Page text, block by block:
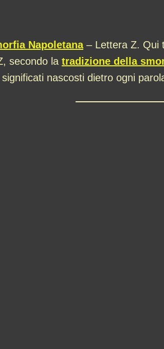
Napoletana– Lettera Z. Qui
secondo la tradizione della
nascosti dietro ogni